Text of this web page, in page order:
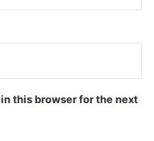
this browser for the next